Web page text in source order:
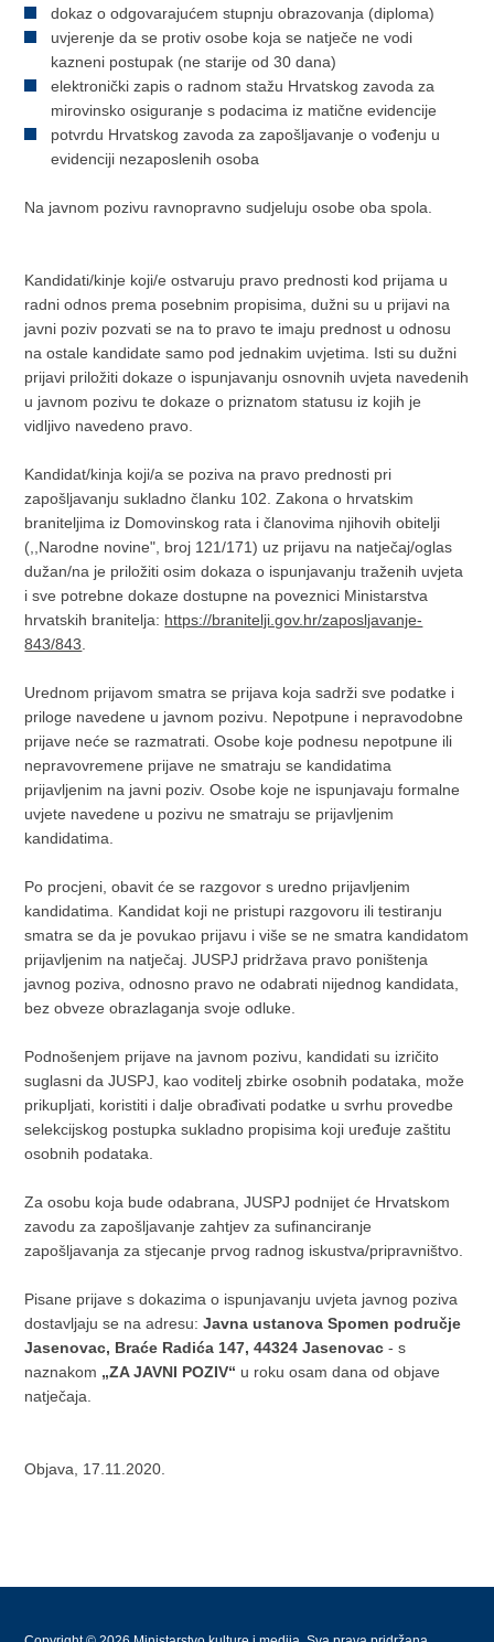
dokaz o odgovarajućem stupnju obrazovanja (diploma)
uvjerenje da se protiv osobe koja se natječe ne vodi
kazneni postupak (ne starije od 30 dana)
elektronički zapis o radnom stažu Hrvatskog zavoda za
mirovinsko osiguranje s podacima iz matične evidencije
potvrdu Hrvatskog zavoda za zapošljavanje o vođenju u
evidenciji nezaposlenih osoba
Na javnom pozivu ravnopravno sudjeluju osobe oba spola.
Kandidati/kinje koji/e ostvaruju pravo prednosti kod prijama u
radni odnos prema posebnim propisima, dužni su u prijavi na
javni poziv pozvati se na to pravo te imaju prednost u odnosu
na ostale kandidate samo pod jednakim uvjetima. Isti su dužni
prijavi priložiti dokaze o ispunjavanju osnovnih uvjeta navedenih
u javnom pozivu te dokaze o priznatom statusu iz kojih je
vidljivo navedeno pravo.
Kandidat/kinja koji/a se poziva na pravo prednosti pri
zapošljavanju sukladno članku 102. Zakona o hrvatskim
braniteljima iz Domovinskog rata i članovima njihovih obitelji
(,,Narodne novine", broj 121/171) uz prijavu na natječaj/oglas
dužan/na je priložiti osim dokaza o ispunjavanju traženih uvjeta
i sve potrebne dokaze dostupne na poveznici Ministarstva
hrvatskih branitelja: https://branitelji.gov.hr/zaposljavanje-
843/843
Urednom prijavom smatra se prijava koja sadrži sve podatke i
priloge navedene u javnom pozivu. Nepotpune i nepravodobne
prijave neće se razmatrati. Osobe koje podnesu nepotpune ili
nepravovremene prijave ne smatraju se kandidatima
prijavljenim na javni poziv. Osobe koje ne ispunjavaju formalne
uvjete navedene u pozivu ne smatraju se prijavljenim
kandidatima.
Po procjeni, obavit će se razgovor s uredno prijavljenim
kandidatima. Kandidat koji ne pristupi razgovoru ili testiranju
smatra se da je povukao prijavu i više se ne smatra kandidatom
prijavljenim na natječaj. JUSPJ pridržava pravo poništenja
javnog poziva, odnosno pravo ne odabrati nijednog kandidata,
bez obveze obrazlaganja svoje odluke.
Podnošenjem prijave na javnom pozivu, kandidati su izričito
suglasni da JUSPJ, kao voditelj zbirke osobnih podataka, može
prikupljati, koristiti i dalje obrađivati podatke u svrhu provedbe
selekcijskog postupka sukladno propisima koji uređuje zaštitu
osobnih podataka.
Za osobu koja bude odabrana, JUSPJ podnijet će Hrvatskom
zavodu za zapošljavanje zahtjev za sufinanciranje
zapošljavanja za stjecanje prvog radnog iskustva/pripravništvo.
Pisane prijave s dokazima o ispunjavanju uvjeta javnog poziva
dostavljaju se na adresu: Javna ustanova Spomen područje
Jasenovac, Braće Radića 147, 44324 Jasenovac - s
naznakom „ZA JAVNI POZIV“ u roku osam dana od objave
natječaja.
Objava, 17.11.2020.